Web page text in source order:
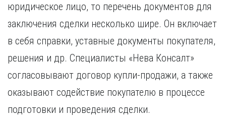
юридическое лицо, то перечень документов для
заключения сделки несколько шире. Он включает
в себя справки, уставные документы покупателя,
решения и др. Специалисты «Нева Консалт»
согласовывают договор купли-продажи, а также
оказывают содействие покупателю в процессе
подготовки и проведения сделки.